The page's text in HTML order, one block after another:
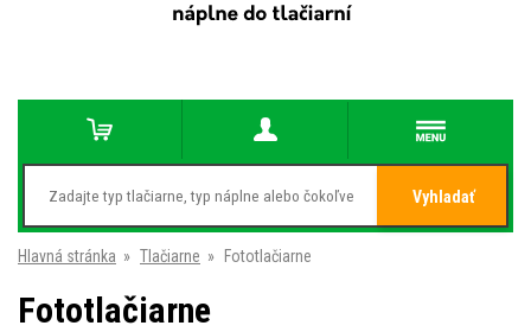
Vyhladať
Hlavná stránka » Tlačiarne » Fototlačiarne
Fototlačiarne